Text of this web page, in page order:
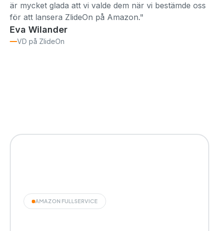
är mycket glada att vi valde dem när vi bestämde oss
för att lansera ZlideOn på Amazon."
Eva Wilander
VD på ZlideOn
AMAZON FULLSERVICE